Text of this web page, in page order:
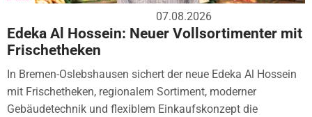
07.08.2026
Edeka Al Hossein: Neuer Vollsortimenter mit
Frischetheken
In Bremen-Oslebshausen sichert der neue Edeka Al Hossein
mit Frischetheken, regionalem Sortiment, moderner
Gebäudetechnik und flexiblem Einkaufskonzept die